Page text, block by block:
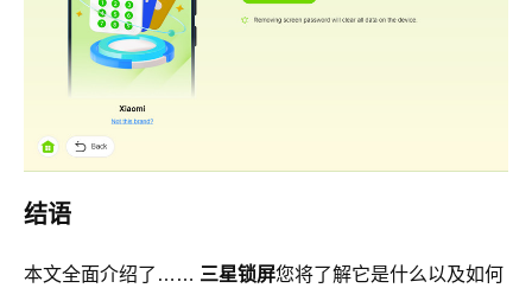
结语
本文全面介绍了…… 三星锁屏您将了解它是什么以及如何